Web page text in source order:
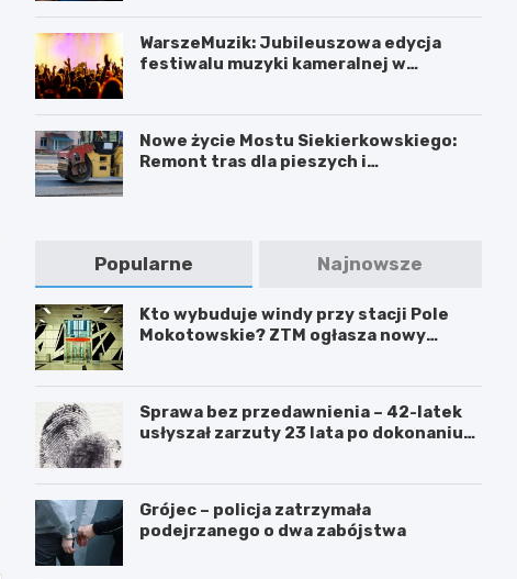
WarszeMuzik: Jubileuszowa edycja
festiwalu muzyki kameralnej w
Nowe życie Mostu Siekierkowskiego:
Remont tras dla pieszych i
Popularne Najnowsze
Kto wybuduje windy przy stacji Pole
Mokotowskie? ZTM ogłasza nowy
Sprawa bez przedawnienia – 42-latek
usłyszał zarzuty 23 lata po dokonaniu
Grójec – policja zatrzymała
podejrzanego o dwa zabójstwa